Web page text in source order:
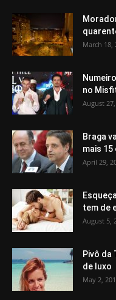
March 18,
no
August
Braga
mais 15
April 29,
tem de
August 5,
Pivô da
de luxo
May 2,